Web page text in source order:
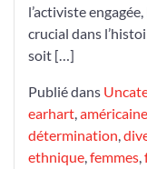
l’activiste
crucial dans
soit […]
Publié dans
earhart,
détermination,
ethnique,femmes,